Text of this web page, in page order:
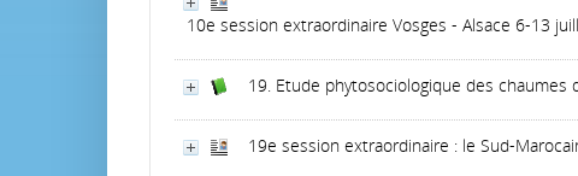
10e session extraordinaire Vosges - Alsace 6-13
19. Etude phytosociologique des chaumes
19e session extraordinaire : le Sud-